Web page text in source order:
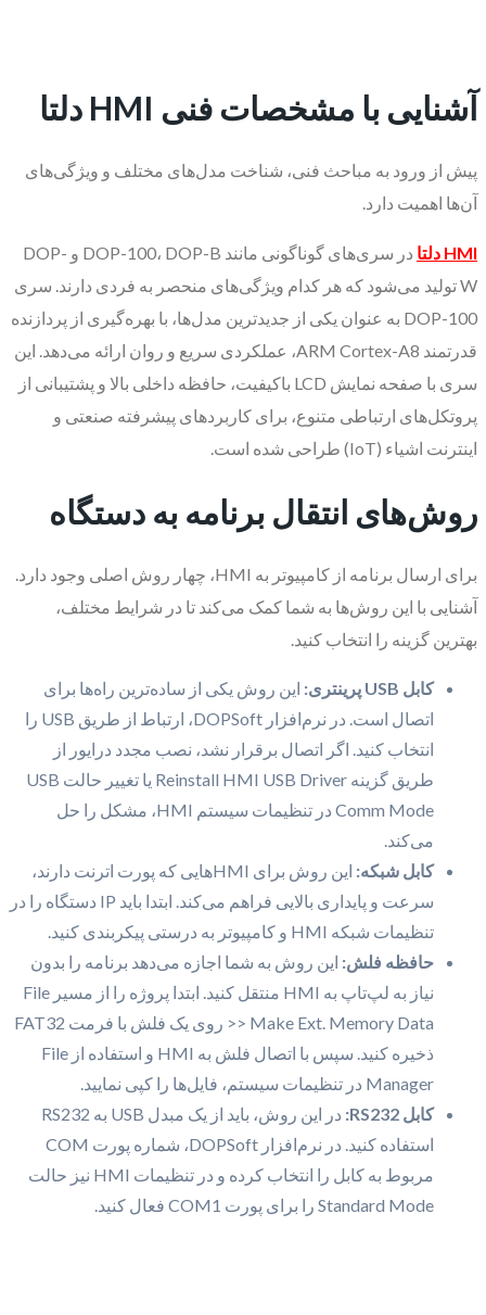
آشنایی با مشخصات فنی HMI دلتا
پیش از ورود به مباحث فنی، شناخت مدل‌های مختلف و ویژگی‌های
آن‌ها اهمیت دارد.
HMI دلتا
در سری‌های گوناگونی مانند DOP-100، DOP-B و DOP-
W تولید می‌شود که هر کدام ویژگی‌های منحصر به فردی دارند. سری
DOP-100 به عنوان یکی از جدیدترین مدل‌ها، با بهره‌گیری از پردازنده
قدرتمند ARM Cortex-A8، عملکردی سریع و روان ارائه می‌دهد. این
سری با صفحه نمایش LCD باکیفیت، حافظه داخلی بالا و پشتیبانی از
پروتکل‌های ارتباطی متنوع، برای کاربردهای پیشرفته صنعتی و
اینترنت اشیاء (IoT) طراحی شده است.
روش‌های انتقال برنامه به دستگاه
برای ارسال برنامه از کامپیوتر به HMI، چهار روش اصلی وجود دارد.
آشنایی با این روش‌ها به شما کمک می‌کند تا در شرایط مختلف،
بهترین گزینه را انتخاب کنید.
کابل USB پرینتری:
این روش یکی از ساده‌ترین راه‌ها برای
اتصال است. در نرم‌افزار DOPSoft، ارتباط از طریق USB را
انتخاب کنید. اگر اتصال برقرار نشد، نصب مجدد درایور از
طریق گزینه Reinstall HMI USB Driver یا تغییر حالت USB
Comm Mode در تنظیمات سیستم HMI، مشکل را حل
می‌کند.
کابل شبکه:
این روش برای HMIهایی که پورت اترنت دارند،
سرعت و پایداری بالایی فراهم می‌کند. ابتدا باید IP دستگاه را در
تنظیمات شبکه HMI و کامپیوتر به درستی پیکربندی کنید.
حافظه فلش: این روش به شما اجازه می‌دهد برنامه را بدون
نیاز به لپ‌تاپ به HMI منتقل کنید. ابتدا پروژه را از مسیر File
>> Make Ext. Memory Data روی یک فلش با فرمت FAT32
ذخیره کنید. سپس با اتصال فلش به HMI و استفاده از File
Manager در تنظیمات سیستم، فایل‌ها را کپی نمایید.
کابل RS232:
در این روش، باید از یک مبدل USB به RS232
استفاده کنید. در نرم‌افزار DOPSoft، شماره پورت COM
مربوط به کابل را انتخاب کرده و در تنظیمات HMI نیز حالت
Standard Mode را برای پورت COM1 فعال کنید.